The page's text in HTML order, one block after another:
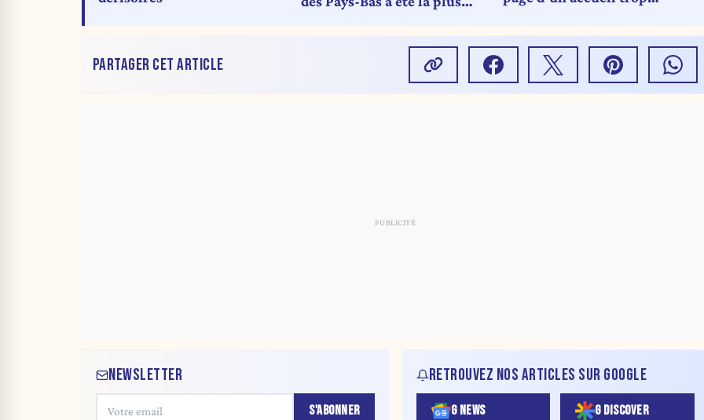
nous soit jamais arrivée »
PARTAGER CET ARTICLE
NEWSLETTER
S'ABONNER
RETROUVEZ NOS ARTICLES SUR GOOGLE
G NEWS G DISCOVER